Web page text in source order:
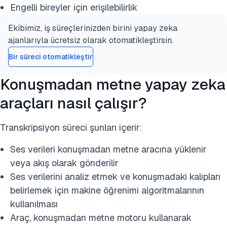
Engelli bireyler için erişilebilirlik
Ekibimiz, iş süreçlerinizden birini yapay zeka
ajanlarıyla ücretsiz olarak otomatikleştirsin.
Bir süreci otomatikleştir
Konuşmadan metne yapay zeka
araçları nasıl çalışır?
Transkripsiyon süreci şunları içerir:
Ses verileri konuşmadan metne aracına yüklenir
veya akış olarak gönderilir
Ses verilerini analiz etmek ve konuşmadaki kalıpları
belirlemek için makine öğrenimi algoritmalarının
kullanılması
Araç, konuşmadan metne motoru kullanarak